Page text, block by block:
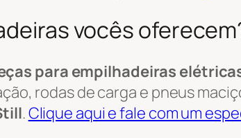
vocês
para empilhadeiras
rodas de carga e pneus
.Clique aqui e fale com um